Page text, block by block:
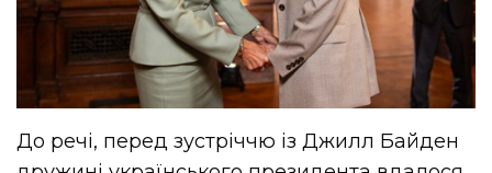
До речі, перед зустріччю із Джилл Байден